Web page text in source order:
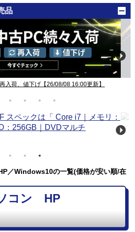
品
入荷、値下げ【26/08/08 16:00更新】
／Windows10の一覧(価格が安い順/在
コン HP